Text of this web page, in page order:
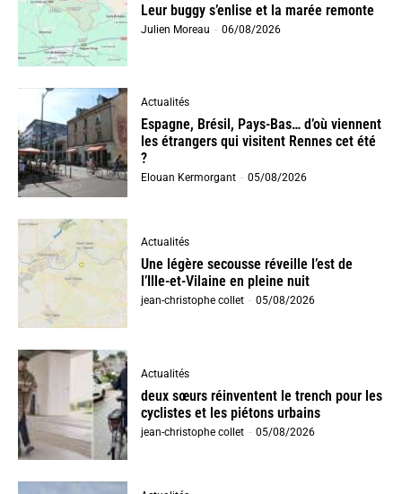
Leur buggy s’enlise et la marée remonte
Julien Moreau - 06/08/2026
Actualités
Espagne, Brésil, Pays-Bas… d’où viennent
les étrangers qui visitent Rennes cet été
?
Elouan Kermorgant - 05/08/2026
Actualités
Une légère secousse réveille l’est de
l’Ille-et-Vilaine en pleine nuit
jean-christophe collet - 05/08/2026
Actualités
deux sœurs réinventent le trench pour les
cyclistes et les piétons urbains
jean-christophe collet - 05/08/2026